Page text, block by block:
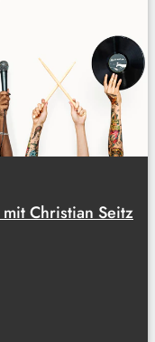
Christian Seitz